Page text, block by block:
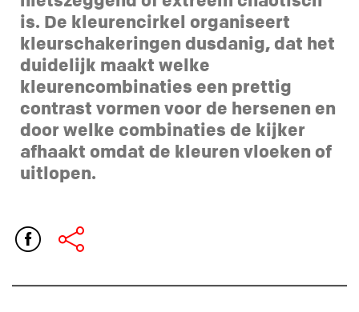
is. De kleurencirkel organiseert
kleurschakeringen dusdanig, dat het
duidelijk maakt welke
kleurencombinaties een prettig
contrast vormen voor de hersenen en
door welke combinaties de kijker
afhaakt omdat de kleuren vloeken of
uitlopen.